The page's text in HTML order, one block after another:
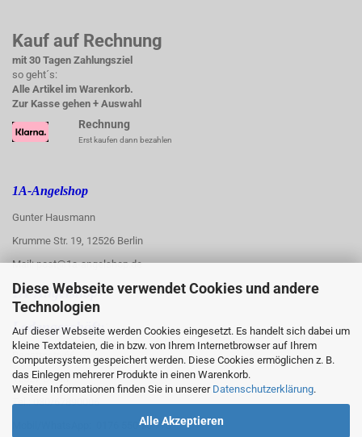
Diese Webseite verwendet Cookies und andere
Technologien
Auf dieser Webseite werden Cookies eingesetzt. Es handelt sich dabei um
kleine Textdateien, die in bzw. von Ihrem Internetbrowser auf Ihrem
Computersystem gespeichert werden. Diese Cookies ermöglichen z. B.
das Einlegen mehrerer Produkte in einen Warenkorb.
Weitere Informationen finden Sie in unserer Datenschutzerklärung.
Alle Akzeptieren
Kauf auf Rechnung
mit 30 Tagen Zahlungsziel
so geht´s:
Alle Artikel im Warenkorb.
Zur Kasse gehen + Auswahl
Rechnung
Erst kaufen dann bezahlen
1A-Angelshop
Gunter Hausmann
Krumme Str. 19, 12526 Berlin
Mail: post@1a-angelshop.de
1A-Angelshop-
Ladengeschäft::
Regattastr. 66
12527 Berlin
Tel.: 030/67890006
Mobil/WhatsApp: 0176 550 90 773